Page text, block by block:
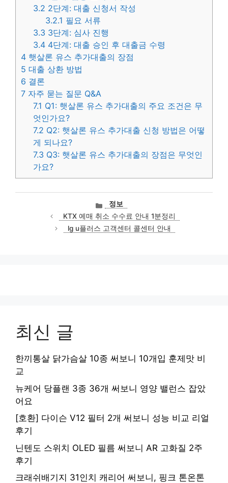
3.2 2단계: 대출 신청서 작성
3.2.1 필요 서류
3.3 3단계: 심사 진행
3.4 4단계: 대출 승인 후 대출금 수령
4 햇살론 유스 추가대출의 장점
5 대출 상환 방법
6 결론
7 자주 묻는 질문 Q&A
7.1 Q1: 햇살론 유스 추가대출의 주요 조건은 무
엇인가요?
7.2 Q2: 햇살론 유스 추가대출 신청 방법은 어떻
게 되나요?
7.3 Q3: 햇살론 유스 추가대출의 장점은 무엇인
가요?
카
테
고
리
정보
KTX 예매 취소 수수료 안내 1분정리
lg u플러스 고객센터 콜센터 안내
최신 글
한끼통살 닭가슴살 10종 써보니 10개입 훈제맛 비
교
뉴케어 당플랜 3종 36개 써보니 영양 밸런스 잡았
어요
[호환] 다이슨 V12 필터 2개 써보니 성능 비교 리얼
후기
닌텐도 스위치 OLED 필름 써보니 AR 고화질 2주
후기
크래쉬배기지 31인치 캐리어 써보니, 핑크 톤온톤